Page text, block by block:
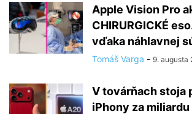
Apple Vision Pro
CHIRURGICKÉ
vďaka náhlavnej
Tomáš Varga - 9. augusta
V továrňach stoja
iPhony za miliardu